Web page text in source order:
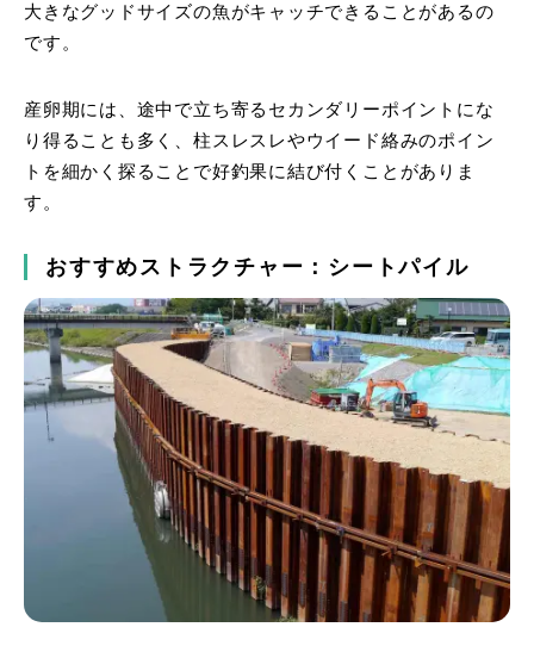
大きなグッドサイズの魚がキャッチできることがあるの
です。
産卵期には、途中で立ち寄るセカンダリーポイントにな
り得ることも多く、柱スレスレやウイード絡みのポイン
トを細かく探ることで好釣果に結び付くことがありま
す。
おすすめストラクチャー：シートパイル